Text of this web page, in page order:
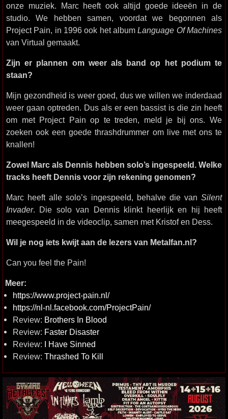
onze muziek. Marc heeft ook altijd goede ideeën in de
studio. We hebben samen, voordat we begonnen als
Project Pain, in 1996 ook het album Language Of Machines
van Virtual gemaakt.
Zijn er plannen om weer als band op het podium te
staan?
Mijn gezondheid is weer goed, dus we willen we inderdaad
weer gaan optreden. Dus als er een bassist is die zin heeft
om met Project Pain op te treden, meld je bij ons. We
zoeken ook een goede thrashdrummer om live met ons te
knallen!
Zowel Marc als Dennis hebben solo’s ingespeeld. Welke
tracks heeft Dennis voor zijn rekening genomen?
Marc heeft alle solo’s ingespeeld, behalve die van Silent
Invader. Die solo van Dennis klinkt heerlijk en hij heeft
meegespeeld in de videoclip, samen met Kristof en Dess.
Wil je nog iets kwijt aan de lezers van Metalfan.nl?
Can you feel the Pain!
Meer:
https://www.project-pain.nl/
https://nl-nl.facebook.com/ProjectPain/
Review: Brothers In Blood
Review: Faster Disaster
Review: I Have Sinned
Review: Thrashed To Kill